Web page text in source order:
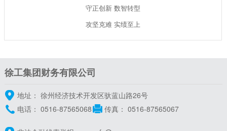
守正创新 数智转型
攻坚克难 实绩至上
徐工集团财务有限公司
地址： 徐州经济技术开发区驮蓝山路26号
电话： 0516-87565068 传真： 0516-87565067